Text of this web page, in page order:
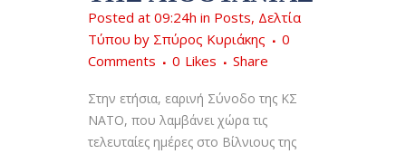
Posted at 09:24h in Posts, Δελτία
Τύπου by Σπύρος Κυριάκης
0
Comments
0 Likes Share
Στην ετήσια, εαρινή Σύνοδο της ΚΣ
ΝΑΤΟ, που λαμβάνει χώρα τις
τελευταίες ημέρες στο Βίλνιους της